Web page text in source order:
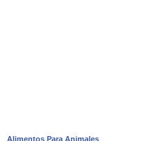
Alimentos Para Animales